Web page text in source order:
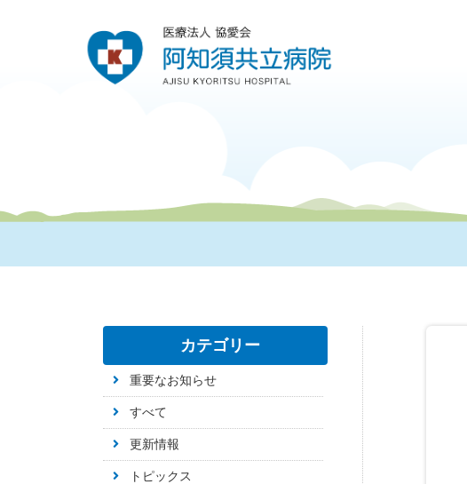
カテゴリー
重要なお知らせ
すべて
更新情報
トピックス